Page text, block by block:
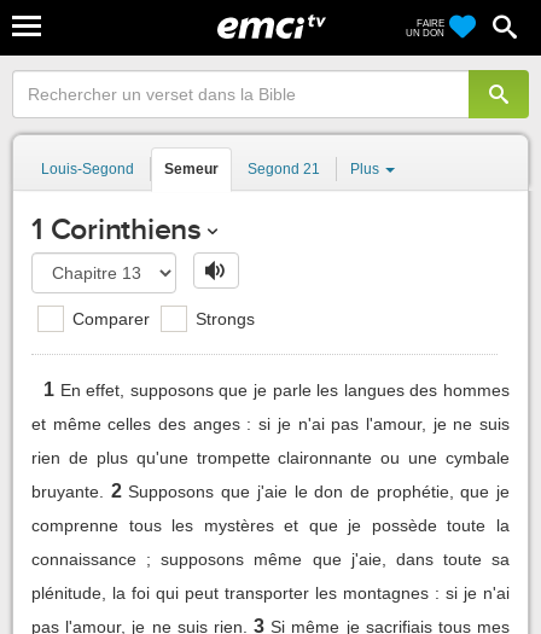
FAIRE
UN DON
Louis-Segond Semeur Segond 21 Plus
1 Corinthiens
Comparer Strongs
1 En effet, supposons que je parle les langues des hommes
et même celles des anges : si je n'ai pas l'amour, je ne suis
rien de plus qu'une trompette claironnante ou une cymbale
bruyante.
2 Supposons que j'aie le don de prophétie, que je
comprenne tous les mystères et que je possède toute la
connaissance ; supposons même que j'aie, dans toute sa
plénitude, la foi qui peut transporter les montagnes : si je n'ai
pas l'amour, je ne suis rien.
3 Si même je sacrifiais tous mes